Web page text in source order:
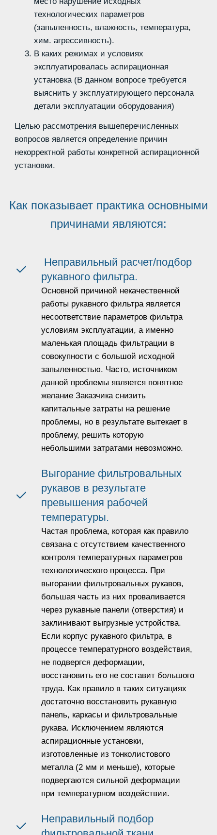
технологических параметров
(запыленность, влажность, температура,
хим. агрессивность).
В каких режимах и условиях
эксплуатировалась аспирационная
установка (В данном вопросе требуется
выяснить у эксплуатирующего персонала
детали эксплуатации оборудования)
Целью рассмотрения вышеперечисленных
вопросов является определение причин
некорректной работы конкретной аспирационной
установки.
Как показывает практика основными
причинами являются:
Неправильный расчет/подбор
рукавного фильтра.
Основной причиной некачественной
работы рукавного фильтра является
несоответствие параметров фильтра
условиям эксплуатации, а именно
маленькая площадь фильтрации в
совокупности с большой исходной
запыленностью. Часто, источником
данной проблемы является понятное
желание Заказчика снизить
капитальные затраты на решение
проблемы, но в результате вытекает в
проблему, решить которую
небольшими затратами невозможно.
Выгорание фильтровальных
рукавов в результате
превышения рабочей
температуры.
Частая проблема, которая как правило
связана с отсутствием качественного
контроля температурных параметров
технологического процесса. При
выгорании фильтровальных рукавов,
большая часть из них проваливается
через рукавные панели (отверстия) и
заклинивают выгрузные устройства.
Если корпус рукавного фильтра, в
процессе температурного воздействия,
не подвергся деформации,
восстановить его не составит большого
труда. Как правило в таких ситуациях
достаточно восстановить рукавную
панель, каркасы и фильтровальные
рукава. Исключением являются
аспирационные установки,
изготовленные из тонколистового
металла (2 мм и меньше), которые
подвергаются сильной деформации
при температурном воздействии.
Неправильный подбор